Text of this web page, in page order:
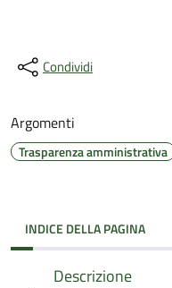
Condividi
Argomenti
Trasparenza amministrativa
INDICE DELLA PAGINA
Descrizione